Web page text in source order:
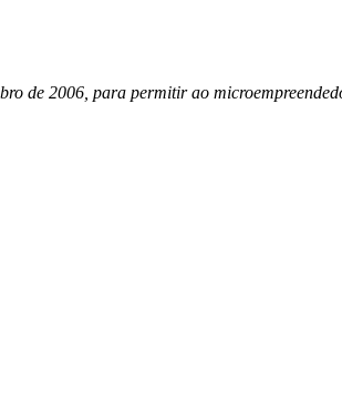
de 2006, para permitir ao